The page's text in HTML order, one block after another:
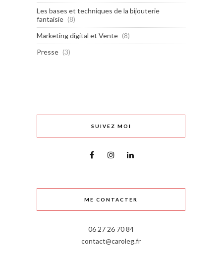
Les bases et techniques de la bijouterie
fantaisie (8)
Marketing digital et Vente (8)
Presse (3)
SUIVEZ MOI
ME CONTACTER
06 27 26 70 84
contact@caroleg.fr